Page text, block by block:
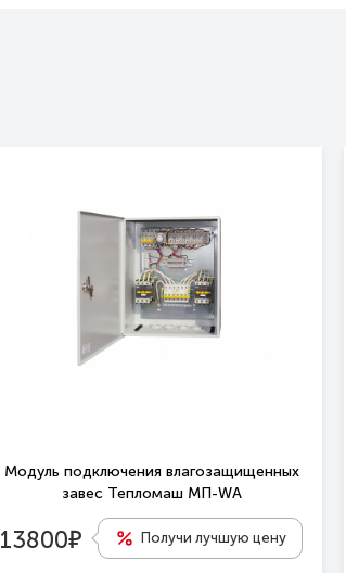
Модуль подключения влагозащищенных
завес Тепломаш МП-WA
13800е Получи лучшую цену